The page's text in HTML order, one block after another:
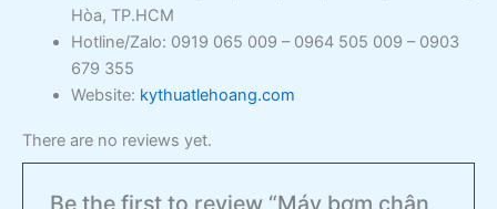
Hòa, TP.HCM
Hotline/Zalo: 0919 065 009 – 0964 505 009 – 0903
679 355
Website: kythuatlehoang.com
There are no reviews yet.
Be the first to review “Máy bơm chân